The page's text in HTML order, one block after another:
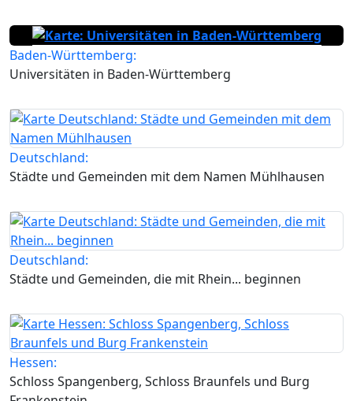
Baden-Württemberg:
Universitäten in Baden-Württemberg
Deutschland:
Städte und Gemeinden mit dem Namen Mühlhausen
Deutschland:
Städte und Gemeinden, die mit Rhein... beginnen
Hessen:
Schloss Spangenberg, Schloss Braunfels und Burg